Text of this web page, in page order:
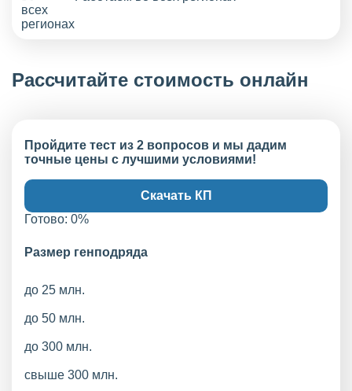
Рассчитайте стоимость онлайн
Пройдите тест из 2 вопросов и мы дадим
точные цены с лучшими условиями!
Скачать КП
Готово: 0%
Размер генподряда
до 25 млн.
до 50 млн.
до 300 млн.
свыше 300 млн.